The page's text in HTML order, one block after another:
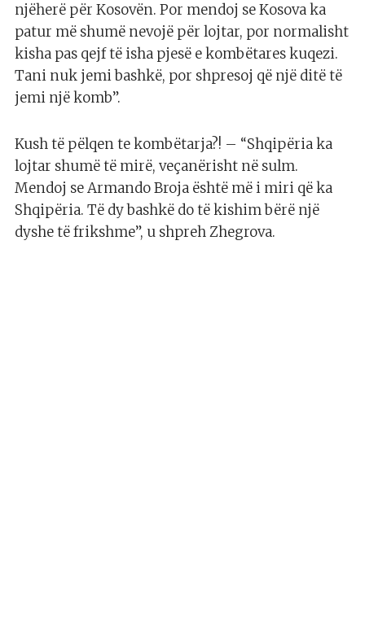
njëherë për Kosovën. Por mendoj se Kosova ka
patur më shumë nevojë për lojtar, por normalisht
kisha pas qejf të isha pjesë e kombëtares kuqezi.
Tani nuk jemi bashkë, por shpresoj që një ditë të
jemi një komb”.
Kush të pëlqen te kombëtarja?! – “Shqipëria ka
lojtar shumë të mirë, veçanërisht në sulm.
Mendoj se Armando Broja është më i miri që ka
Shqipëria. Të dy bashkë do të kishim bërë një
dyshe të frikshme”, u shpreh Zhegrova.